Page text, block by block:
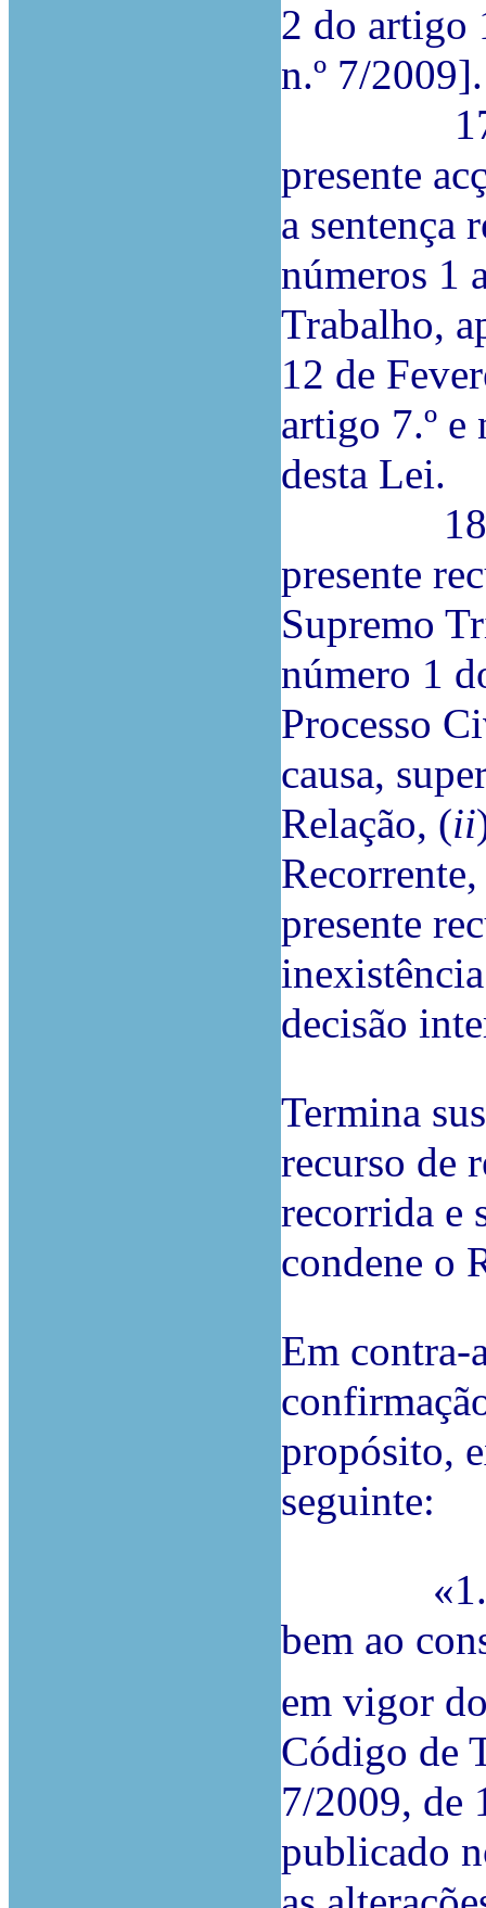
2 do artigo
n.º 7/2009].
17.ª Ao
presente
a sentença
números 1
Trabalho,
12 de
artigo 7.º e
desta Lei.
18.ª A
presente
Supremo
número 1
Processo
causa,
Relação, (ii
presente
decisão
Termina
recurso de
recorrida e
condene o
Em contra-
propósito,
seguinte:
«1. O
bem ao
em vigor
Código de
7/2009, de
publicado